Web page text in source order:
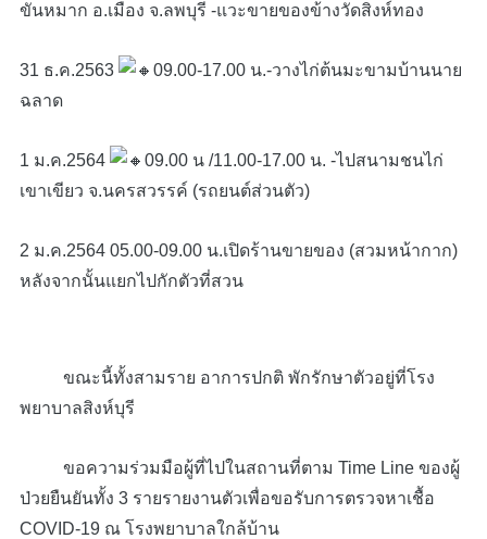
ขันหมาก อ.เมือง จ.ลพบุรี -แวะขายของข้างวัดสิงห์ทอง
31 ธ.ค.2563
09.00-17.00 น.-วางไก่ต้นมะขามบ้านนาย
ฉลาด
1 ม.ค.2564
09.00 น /11.00-17.00 น. -ไปสนามชนไก่
เขาเขียว จ.นครสวรรค์ (รถยนต์ส่วนตัว)
2 ม.ค.2564 05.00-09.00 น.เปิดร้านขายของ (สวมหน้ากาก)
หลังจากนั้นแยกไปกักตัวที่สวน
ขณะนี้ทั้งสามราย อาการปกติ พักรักษาตัวอยู่ที่โรง
พยาบาลสิงห์บุรี
ขอความร่วมมือผู้ที่ไปในสถานที่ตาม Time Line ของผู้
ป่วยยืนยันทั้ง 3 รายรายงานตัวเพื่อขอรับการตรวจหาเชื้อ
COVID-19 ณ โรงพยาบาลใกล้บ้าน